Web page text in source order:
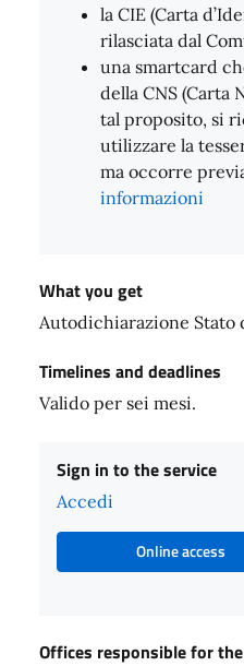
la CIE (Carta
rilasciata dal
una smartcard
della CNS (Carta
tal proposito, si
utilizzare la
ma occorre
informazioni
What you get
Autodichiarazione Stato
Timelines and deadlines
Valido per sei mesi.
Sign in to the service
Accedi
Online access
Offices responsible for